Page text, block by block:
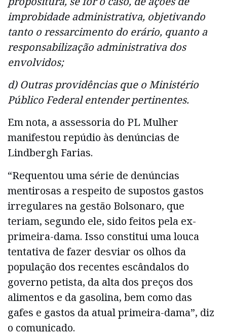
improbidade administrativa, objetivando
tanto o ressarcimento do erário, quanto a
responsabilização administrativa dos
envolvidos;
d) Outras providências que o Ministério
Público Federal entender pertinentes.
Em nota, a assessoria do PL Mulher
manifestou repúdio às denúncias de
Lindbergh Farias.
“Requentou uma série de denúncias
mentirosas a respeito de supostos gastos
irregulares na gestão Bolsonaro, que
teriam, segundo ele, sido feitos pela ex-
primeira-dama. Isso constitui uma louca
tentativa de fazer desviar os olhos da
população dos recentes escândalos do
governo petista, da alta dos preços dos
alimentos e da gasolina, bem como das
gafes e gastos da atual primeira-dama”, diz
o comunicado.